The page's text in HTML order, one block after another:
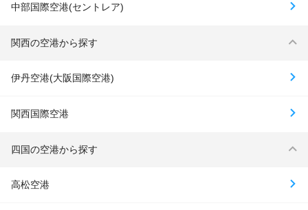
中部国際空港(セントレア)
関西の空港から探す
伊丹空港(大阪国際空港)
関西国際空港
四国の空港から探す
高松空港